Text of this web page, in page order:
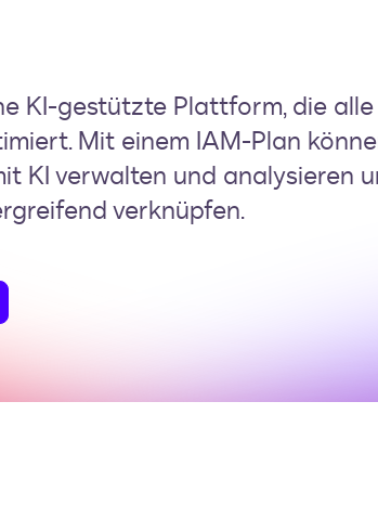
KI-gestützte Plattform, die
Mit einem IAM-Plan
KI verwalten und analysieren
verknüpfen.